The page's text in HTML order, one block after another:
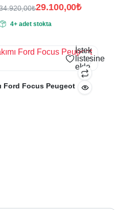
₺29.100,00₺
4+ adet stokta
İstek
listesine
ekle
Ford Focus Peugeot